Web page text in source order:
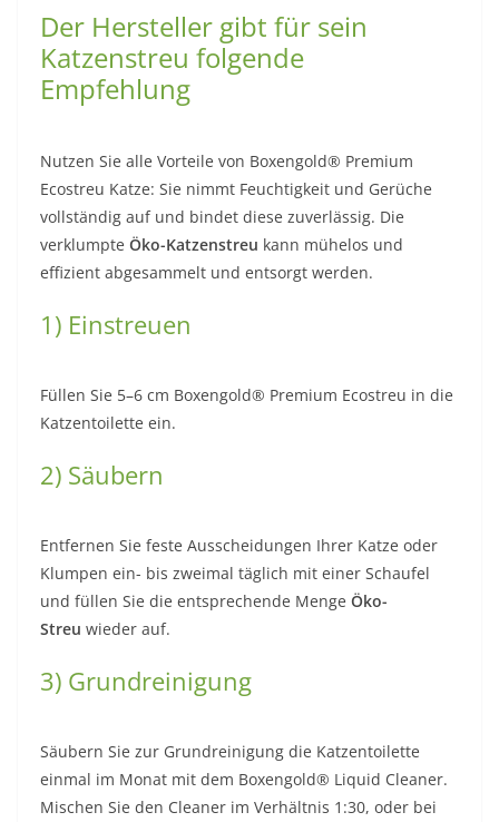
Der Hersteller gibt für sein
Katzenstreu folgende
Empfehlung
Nutzen Sie alle Vorteile von Boxengold® Premium
Ecostreu Katze: Sie nimmt Feuchtigkeit und Gerüche
vollständig auf und bindet diese zuverlässig. Die
verklumpte Öko-Katzenstreu kann mühelos und
effizient abgesammelt und entsorgt werden.
1) Einstreuen
Füllen Sie 5–6 cm Boxengold® Premium Ecostreu in die
Katzentoilette ein.
2) Säubern
Entfernen Sie feste Ausscheidungen Ihrer Katze oder
Klumpen ein- bis zweimal täglich mit einer Schaufel
und füllen Sie die entsprechende Menge Öko-
Streu wieder auf.
3) Grundreinigung
Säubern Sie zur Grundreinigung die Katzentoilette
einmal im Monat mit dem Boxengold® Liquid Cleaner.
Mischen Sie den Cleaner im Verhältnis 1:30, oder bei